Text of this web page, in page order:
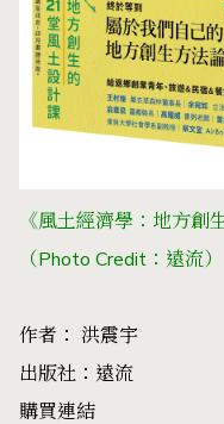
《風土經濟學：地方創
（Photo Credit：遠流）
作者： 洪震宇
出版社：遠流
購買連結